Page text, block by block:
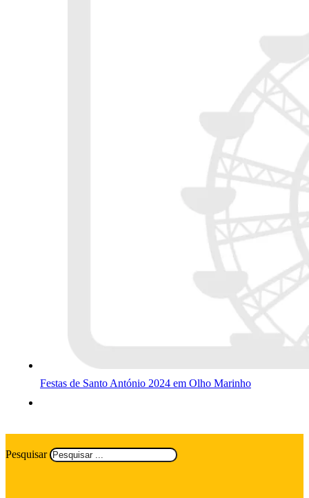
Festas de Santo António 2024 em Olho Marinho
Pesquisar